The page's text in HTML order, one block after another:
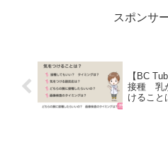
スポンサ
【BC
接種 乳
けること